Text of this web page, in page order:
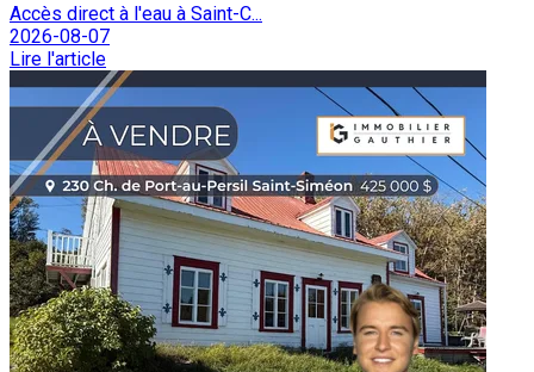
Accès direct à l'eau à Saint-C...
2026-08-07
Lire l'article